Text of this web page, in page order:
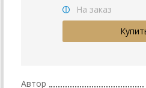
На заказ
Автор